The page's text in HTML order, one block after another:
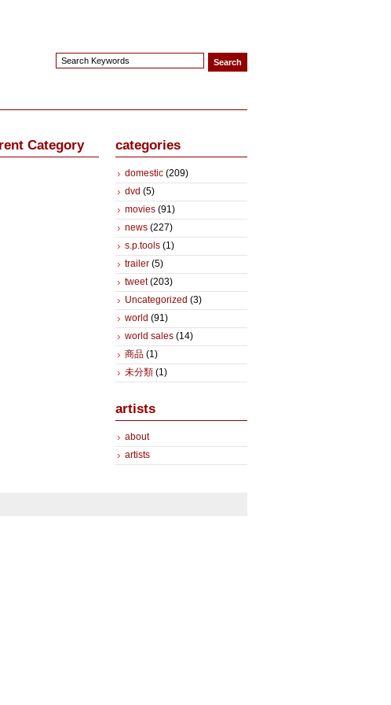
Category categories
domestic (209)
dvd (5)
movies (91)
news (227)
s.p.tools (1)
trailer (5)
tweet(203)
Uncategorized (3)
world (91)
world sales (14)
商品 (1)
未分類 (1)
artists
about
artists